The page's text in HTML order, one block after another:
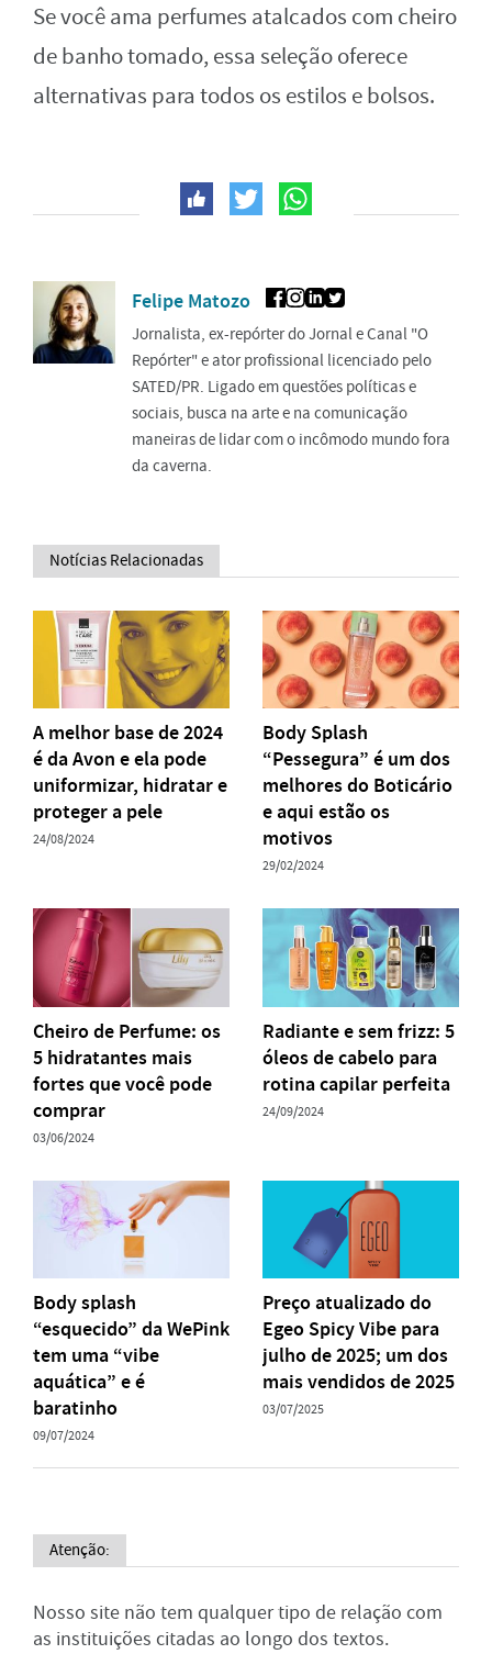
Se você ama perfumes atalcados com cheiro
de banho tomado, essa seleção oferece
alternativas para todos os estilos e bolsos.
Felipe Matozo
Jornalista, ex-repórter do Jornal e Canal "O
Repórter" e ator profissional licenciado pelo
SATED/PR. Ligado em questões políticas e
sociais, busca na arte e na comunicação
maneiras de lidar com o incômodo mundo fora
da caverna.
Notícias Relacionadas
A melhor base de 2024
é da Avon e ela pode
uniformizar, hidratar e
proteger a pele
24/08/2024
Body Splash
“Pessegura” é um dos
melhores do Boticário
e aqui estão os
motivos
29/02/2024
Cheiro de Perfume: os
5 hidratantes mais
fortes que você pode
comprar
03/06/2024
Radiante e sem frizz: 5
óleos de cabelo para
rotina capilar perfeita
24/09/2024
Body splash
“esquecido” da WePink
tem uma “vibe
aquática” e é
baratinho
09/07/2024
Preço atualizado do
Egeo Spicy Vibe para
julho de 2025; um dos
mais vendidos de 2025
03/07/2025
Atenção:
Nosso site não tem qualquer tipo de relação com
as instituições citadas ao longo dos textos.